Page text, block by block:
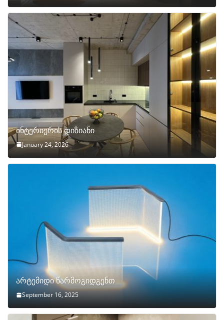
ინტერიერის დიზიანი
January 24, 2026
არტემიდი წარმოგიდგენთ
September 16, 2025